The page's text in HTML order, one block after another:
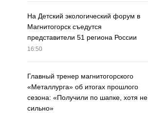
На Детский экологический форум в
Магнитогорск съедутся
представители 51 региона России
16:50
Главный тренер магнитогорского
«Металлурга» об итогах прошлого
сезона: «Получили по шапке, хотя не
сильно»